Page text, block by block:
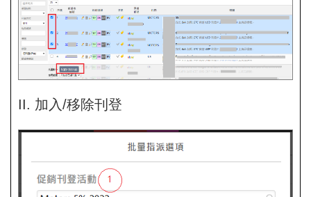
II. 加入/移除刊登